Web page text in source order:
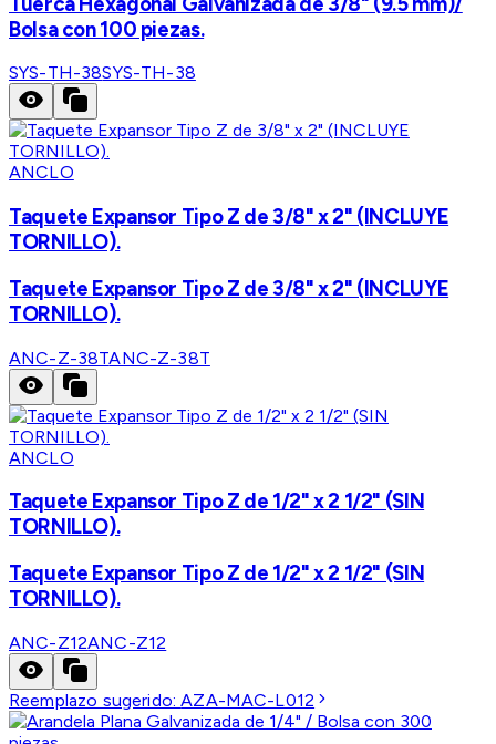
Bolsa con 100 piezas.
SYS-TH-38SYS-TH-38
ANCLO
Taquete Expansor Tipo Z de 3/8" x 2" (INCLUYE
TORNILLO).
Taquete Expansor Tipo Z de 3/8" x 2" (INCLUYE
TORNILLO).
ANC-Z-38TANC-Z-38T
ANCLO
Taquete Expansor Tipo Z de 1/2" x 2 1/2" (SIN
TORNILLO).
Taquete Expansor Tipo Z de 1/2" x 2 1/2" (SIN
TORNILLO).
ANC-Z12ANC-Z12
Reemplazo sugerido:AZA-MAC-L012